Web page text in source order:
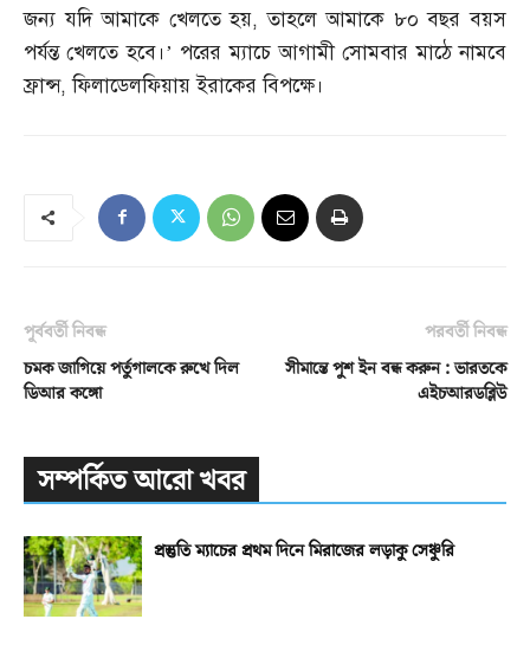
জন্য যদি আমাকে খেলতে হয়,তাহলে আমাকে ৮০ বছর বয়স
পর্যন্ত খেলতে হবে।’ পরের ম্যাচে আগামী সোমবার মাঠে নামবে
ফ্রান্স,ফিলাডেলফিয়ায় ইরাকের বিপক্ষে।
পূর্ববর্তী নিবন্ধ
চমক জাগিয়ে পর্তুগালকে রুখে দিল
ডিআর কঙ্গো
পরবর্তী নিবন্ধ
সীমান্তে পুশ ইন বন্ধ করুন : ভারতকে
এইচআরডব্লিউ
সম্পর্কিত আরো খবর
প্রস্তুতি ম্যাচের প্রথম দিনে মিরাজের লড়াকু সেঞ্চুরি